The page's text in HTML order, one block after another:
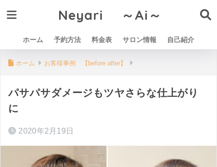
Neyari ～Ai～
ホーム 予約方法 料金表 サロン情報 自己紹介
ホーム お客様事例 【before after】
パサパサダメージもツヤさらな仕上がり
に
2020年2月19日